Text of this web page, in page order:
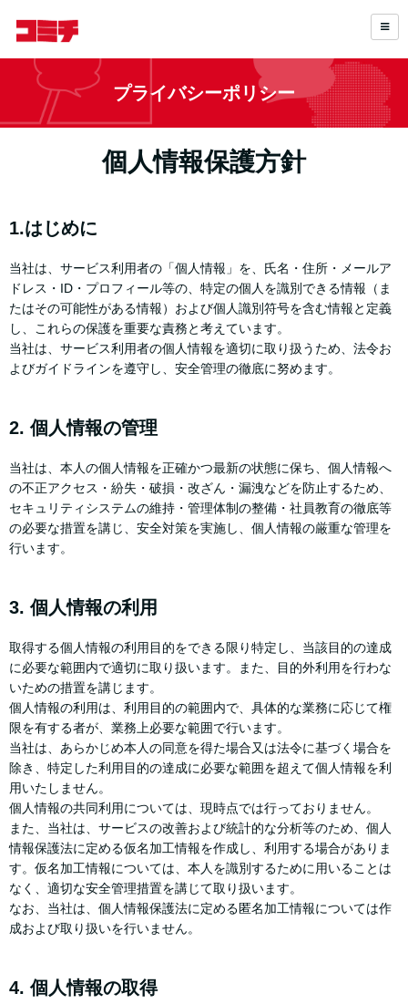
プライバシーポリシー
個人情報保護方針
1.はじめに
当社は、サービス利用者の「個人情報」を、氏名・住所・メールア
ドレス・ID・プロフィール等の、特定の個人を識別できる情報（ま
たはその可能性がある情報）および個人識別符号を含む情報と定義
し、これらの保護を重要な責務と考えています。
当社は、サービス利用者の個人情報を適切に取り扱うため、法令お
よびガイドラインを遵守し、安全管理の徹底に努めます。
2. 個人情報の管理
当社は、本人の個人情報を正確かつ最新の状態に保ち、個人情報へ
の不正アクセス・紛失・破損・改ざん・漏洩などを防止するため、
セキュリティシステムの維持・管理体制の整備・社員教育の徹底等
の必要な措置を講じ、安全対策を実施し、個人情報の厳重な管理を
行います。
3. 個人情報の利用
取得する個人情報の利用目的をできる限り特定し、当該目的の達成
に必要な範囲内で適切に取り扱います。また、目的外利用を行わな
いための措置を講じます。
個人情報の利用は、利用目的の範囲内で、具体的な業務に応じて権
限を有する者が、業務上必要な範囲で行います。
当社は、あらかじめ本人の同意を得た場合又は法令に基づく場合を
除き、特定した利用目的の達成に必要な範囲を超えて個人情報を利
用いたしません。
個人情報の共同利用については、現時点では行っておりません。
また、当社は、サービスの改善および統計的な分析等のため、個人
情報保護法に定める仮名加工情報を作成し、利用する場合がありま
す。仮名加工情報については、本人を識別するために用いることは
なく、適切な安全管理措置を講じて取り扱います。
なお、当社は、個人情報保護法に定める匿名加工情報については作
成および取り扱いを行いません。
4. 個人情報の取得